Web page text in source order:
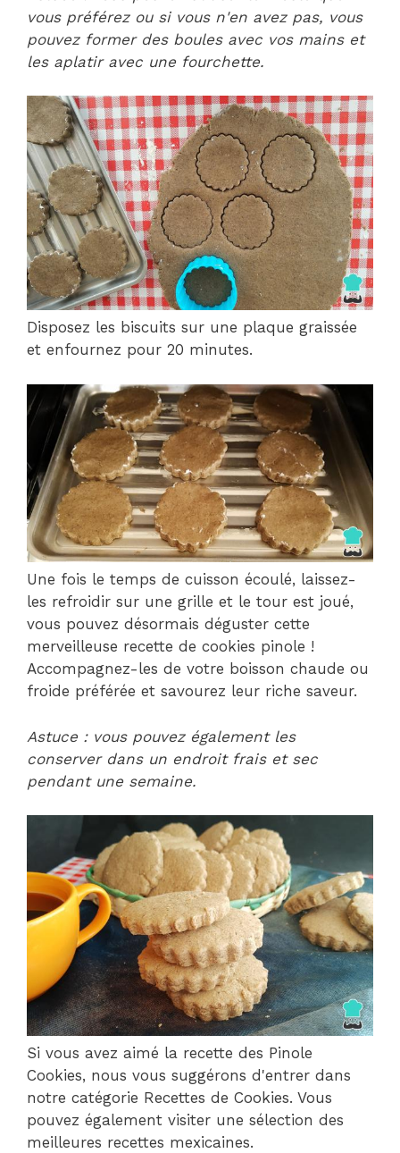
vous préférez ou si vous n'en avez pas, vous
pouvez former des boules avec vos mains et
les aplatir avec une fourchette.
Disposez les biscuits sur une plaque graissée
et enfournez pour 20 minutes.
Une fois le temps de cuisson écoulé, laissez-
les refroidir sur une grille et le tour est joué,
vous pouvez désormais déguster cette
merveilleuse recette de cookies pinole !
Accompagnez-les de votre boisson chaude ou
froide préférée et savourez leur riche saveur.
Astuce : vous pouvez également les
conserver dans un endroit frais et sec
pendant une semaine.
Si vous avez aimé la recette des Pinole
Cookies, nous vous suggérons d'entrer dans
notre catégorie Recettes de Cookies. Vous
pouvez également visiter une sélection des
meilleures recettes mexicaines.